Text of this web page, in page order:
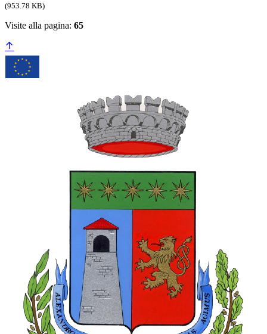
(953.78 KB)
Visite alla pagina: 65